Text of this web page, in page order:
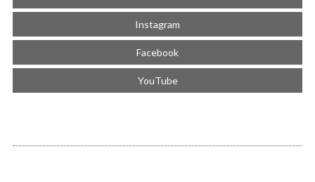
Instagram
Facebook
YouTube